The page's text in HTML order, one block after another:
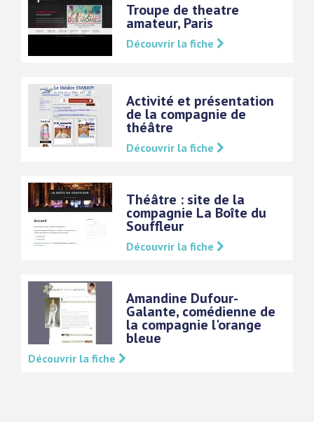
Troupe de theatre
amateur, Paris
Découvrir la fiche
Activité et présentation
de la compagnie de
théâtre
Découvrir la fiche
Théâtre : site de la
compagnie La Boîte du
Souffleur
Découvrir la fiche
Amandine Dufour-
Galante, comédienne de
la compagnie l'orange
bleue
Découvrir la fiche